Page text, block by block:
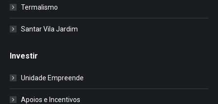
Termalismo
Santar Vila Jardim
Investir
Unidade Empreende
Apoios e Incentivos